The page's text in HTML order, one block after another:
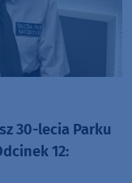
30-lecia Parku
12: